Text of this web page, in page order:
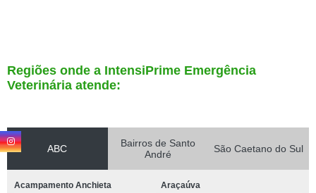
Regiões onde a IntensiPrime Emergência
Veterinária atende:
ABC
Bairros de Santo
André
São Caetano do Sul
Acampamento Anchieta Araçaúva